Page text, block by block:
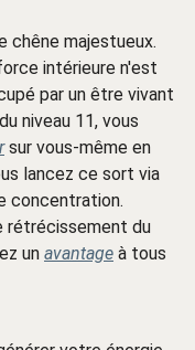
chêne majestueux.
intérieure n'est
par un être vivant
niveau 11, vous
sur vous-même en
lancez ce sort via
concentration.
rétrécissement du
un avantage à tous